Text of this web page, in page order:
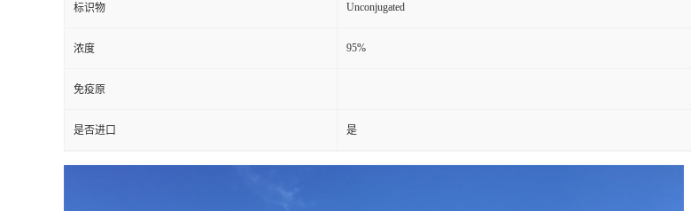
标识物 Unconjugated
浓度 95%
免疫原
是否进口 是